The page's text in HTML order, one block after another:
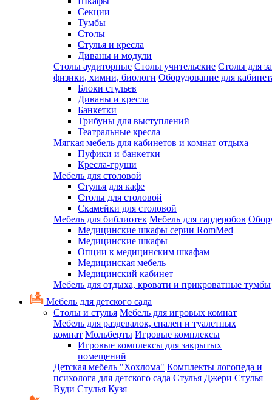
Секции
Тумбы
Столы
Стулья и кресла
Диваны и модули
Столы аудиторные Столы учительские Столы для
физики, химии, биологи Оборудование для
Блоки стульев
Диваны и кресла
Банкетки
Трибуны для выступлений
Театральные кресла
Мягкая мебель для кабинетов и комнат отдыха
Пуфики и банкетки
Кресла-груши
Мебель для столовой
Cтулья для кафе
Cтолы для столовой
Скамейки для столовой
Мебель для библиотек Мебель для гардеробов
Медицинские шкафы серии RomMed
Медицинские шкафы
Опции к медицинским шкафам
Медицинская мебель
Медицинский кабинет
Мебель для отдыха, кровати и прикроватные тумбы
Мебель для детского сада
Столы и стулья Мебель для игровых комнат
Мебель для раздевалок, спален и туалетных
комнат Мольберты Игровые комплексы
Игровые комплексы для закрытых
помещений
Детская мебель "Хохлома" Комплекты логопеда и
психолога для детского сада Стулья Джери Стулья
Вуди Стулья Кузя